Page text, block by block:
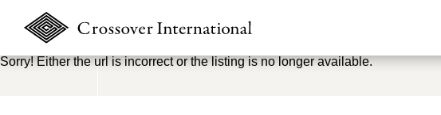
Sorry! Either the url is incorrect or the listing is no longer available.